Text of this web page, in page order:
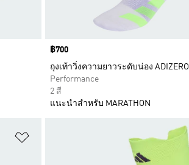
Price
฿700
ถุงเท้าวิ่งความยาวระดับน่อง ADIZERO
Performance
2 สี
แนะนำสำหรับ MARATHON